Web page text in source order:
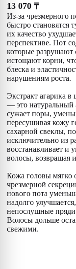
13 070 ₸
Из-за чрезмерного
быстро становятся
их качество
перспективе. Пот
которые разрушают
истощают корни,
блеска и
нарушениям роста.
Экстракт агарика
— это натуральный
сужает поры,
пересушивая кожу
сахарной свеклы,
исключительно из
восстанавливает и
волосы, возвращая
Кожа головы мягко
чрезмерной
нового пота
надолго
непослушные
Волосы дольше
свежими.